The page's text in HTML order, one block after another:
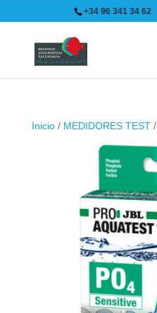
+34 96 341 34 62
Inicio/ MEDIDORES TEST/